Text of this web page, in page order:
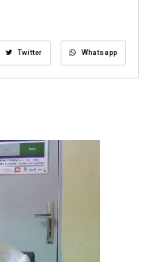
Twitter Whatsapp